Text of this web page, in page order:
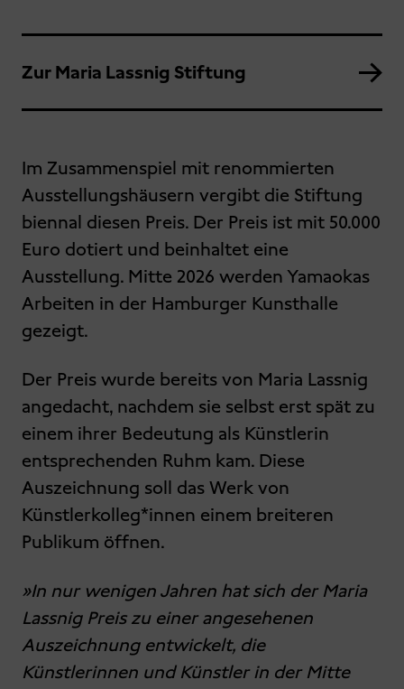
Zur Maria Lassnig Stiftung
Im Zusammenspiel mit renommierten
Ausstellungshäusern vergibt die Stiftung
biennal diesen Preis. Der Preis ist mit 50.000
Euro dotiert und beinhaltet eine
Ausstellung. Mitte 2026 werden Yamaokas
Arbeiten in der Hamburger Kunsthalle
gezeigt.
Der Preis wurde bereits von Maria Lassnig
angedacht, nachdem sie selbst erst spät zu
einem ihrer Bedeutung als Künstlerin
entsprechenden Ruhm kam. Diese
Auszeichnung soll das Werk von
Künstlerkolleg*innen einem breiteren
Publikum öffnen.
»In nur wenigen Jahren hat sich der Maria
Lassnig Preis zu einer angesehenen
Auszeichnung entwickelt, die
Künstlerinnen und Künstler in der Mitte